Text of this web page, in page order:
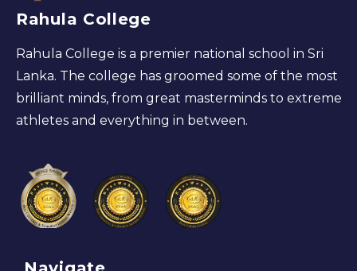
Rahula College
Rahula College is a premier national school in Sri
Lanka. The college has groomed some of the most
brilliant minds, from great masterminds to extreme
athletes and everything in between.